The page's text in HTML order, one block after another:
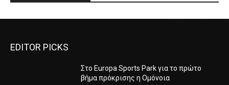
EDITOR PICKS
Στο Europa Sports Park για το πρώτο
βήμα πρόκρισης η Ομόνοια